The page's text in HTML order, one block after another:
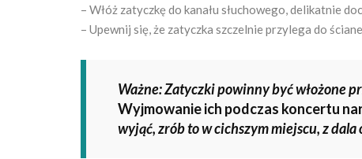
– Włóż zatyczkę do kanału słuchowego, delikatnie
– Upewnij się, że zatyczka szczelnie przylega do
Ważne: Zatyczki powinny być włożone
Wyjmowanie ich podczas koncertu
wyjąć, zrób to w cichszym miejscu, z dala